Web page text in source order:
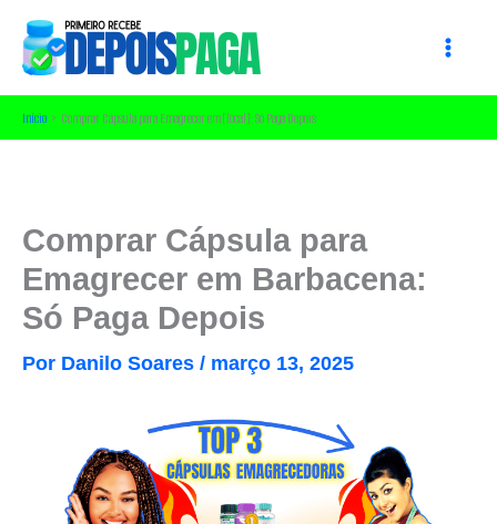
para
conteúdo
Início Comprar Cápsula para Emagrecer em [local]: Só Paga Depois
Comprar Cápsula para
Emagrecer em Barbacena:
Só Paga Depois
Por Danilo Soares / março 13, 2025